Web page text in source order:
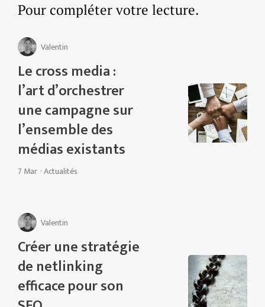
Pour compléter votre lecture.
Valentin
Le cross media :
l’art d’orchestrer
une campagne sur
l’ensemble des
médias existants
7 Mar ·Actualités
Valentin
Créer une stratégie
de netlinking
efficace pour son